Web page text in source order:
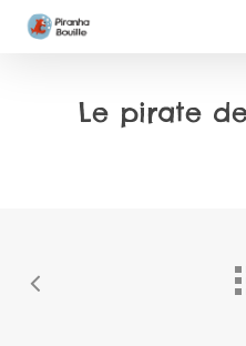
Skip
contentLe pirate